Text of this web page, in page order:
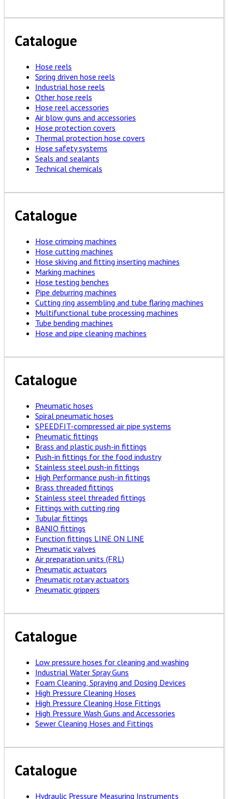
Catalogue
Hose reels
Spring driven hose reels
Industrial hose reels
Other hose reels
Hose reel accessories
Air blow guns and accessories
Hose protection covers
Thermal protection hose covers
Hose safety systems
Seals and sealants
Technical chemicals
Catalogue
Hose crimping machines
Hose cutting machines
Hose skiving and fitting inserting machines
Marking machines
Hose testing benches
Pipe deburring machines
Cutting ring assembling and tube flaring machines
Multifunctional tube processing machines
Tube bending machines
Hose and pipe cleaning machines
Catalogue
Pneumatic hoses
Spiral pneumatic hoses
SPEEDFIT-compressed air pipe systems
Pneumatic fittings
Brass and plastic push-in fittings
Push-in fittings for the food industry
Stainless steel push-in fittings
High Performance push-in fittings
Brass threaded fittings
Stainless steel threaded fittings
Fittings with cutting ring
Tubular fittings
BANJO fittings
Function fittings LINE ON LINE
Pneumatic valves
Air preparation units (FRL)
Pneumatic actuators
Pneumatic rotary actuators
Pneumatic grippers
Catalogue
Low pressure hoses for cleaning and washing
Industrial Water Spray Guns
Foam Cleaning, Spraying and Dosing Devices
High Pressure Cleaning Hoses
High Pressure Cleaning Hose Fittings
High Pressure Wash Guns and Accessories
Sewer Cleaning Hoses and Fittings
Catalogue
Hydraulic Pressure Measuring Instruments